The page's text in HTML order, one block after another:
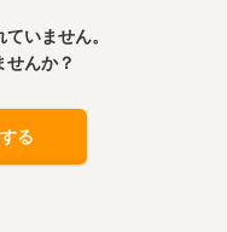
いません。
せんか？
る